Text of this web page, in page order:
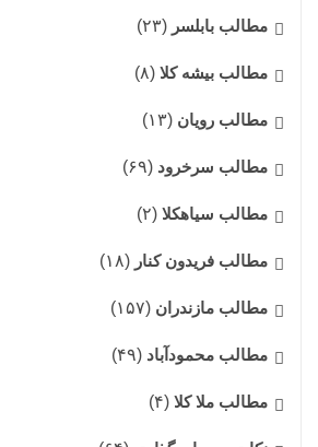
مطالب بابلسر (۲۳)
مطالب بیشه کلا (۸)
مطالب رویان (۱۳)
مطالب سرخرود (۶۹)
مطالب سیاهکلا (۲)
مطالب فریدون کنار (۱۸)
مطالب مازندران (۱۵۷)
مطالب محمودآباد (۴۹)
مطالب ملا کلا (۴)